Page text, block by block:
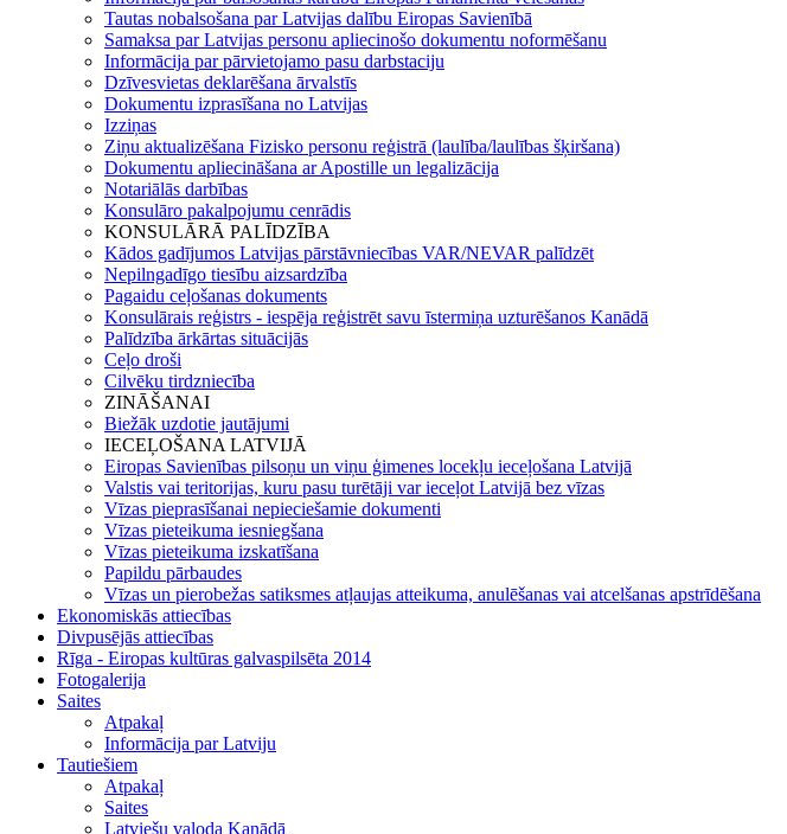
Tautas nobalsošana par Latvijas dalību Eiropas Savienībā
Samaksa par Latvijas personu apliecinošo dokumentu noformēšanu
Informācija par pārvietojamo pasu darbstaciju
Dzīvesvietas deklarēšana ārvalstīs
Dokumentu izprasīšana no Latvijas
Izziņas
Ziņu aktualizēšana Fizisko personu reģistrā (laulība/laulības šķiršana)
Dokumentu apliecināšana ar Apostille un legalizācija
Notariālās darbības
Konsulāro pakalpojumu cenrādis
KONSULĀRĀ PALĪDZĪBA
Kādos gadījumos Latvijas pārstāvniecības VAR/NEVAR palīdzēt
Nepilngadīgo tiesību aizsardzība
Pagaidu ceļošanas dokuments
Konsulārais reģistrs - iespēja reģistrēt savu īstermiņa uzturēšanos Kanādā
Palīdzība ārkārtas situācijās
Ceļo droši
Cilvēku tirdzniecība
ZINĀŠANAI
Biežāk uzdotie jautājumi
IECEĻOŠANA LATVIJĀ
Eiropas Savienības pilsoņu un viņu ģimenes locekļu ieceļošana Latvijā
Valstis vai teritorijas, kuru pasu turētāji var ieceļot Latvijā bez vīzas
Vīzas pieprasīšanai nepieciešamie dokumenti
Vīzas pieteikuma iesniegšana
Vīzas pieteikuma izskatīšana
Papildu pārbaudes
Vīzas un pierobežas satiksmes atļaujas atteikuma, anulēšanas vai atcelšanas apstrīdēšana
Ekonomiskās attiecības
Divpusējās attiecības
Rīga - Eiropas kultūras galvaspilsēta 2014
Fotogalerija
Saites
Atpakaļ
Informācija par Latviju
Tautiešiem
Atpakaļ
Saites
Latviešu valoda Kanādā